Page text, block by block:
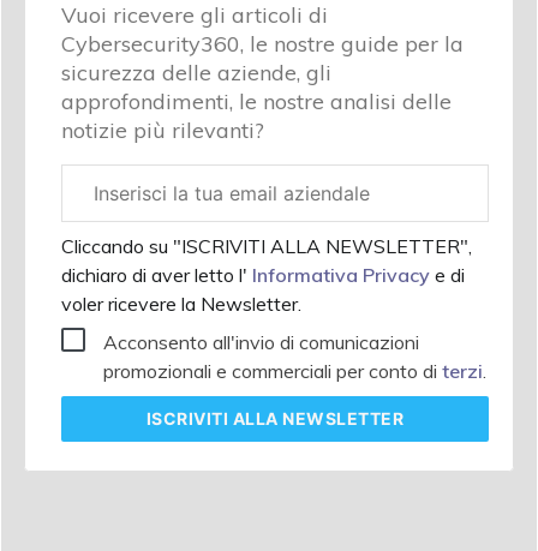
Vuoi ricevere gli articoli di
Cybersecurity360, le nostre guide per la
sicurezza delle aziende, gli
approfondimenti, le nostre analisi delle
notizie più rilevanti?
aziendale
Cliccando su "ISCRIVITI ALLA NEWSLETTER",
dichiaro di aver letto l' Informativa Privacy e di
voler ricevere la Newsletter.
Acconsento all'invio di comunicazioni
promozionali e commerciali per conto di terzi.
ISCRIVITI ALLA NEWSLETTER